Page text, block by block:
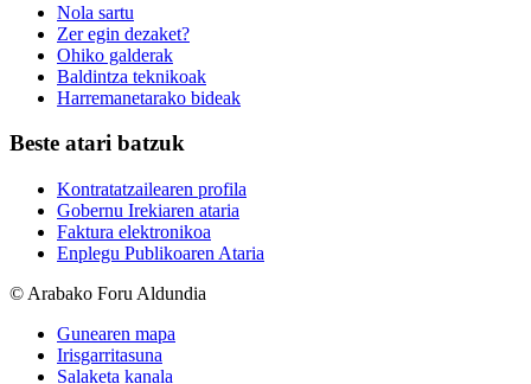
Nola sartu
Zer egin dezaket?
Ohiko galderak
Baldintza teknikoak
Harremanetarako bideak
Beste atari batzuk
Kontratatzailearen profila
Gobernu Irekiaren ataria
Faktura elektronikoa
Enplegu Publikoaren Ataria
© Arabako Foru Aldundia
Gunearen mapa
Irisgarritasuna
Salaketa kanala